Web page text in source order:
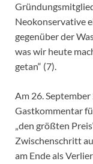
Neokonservative
gegenüber der
was wir heute
getan“ (7).
Am 26.
Gastkommentar
„den größten
Zwischenschritt
am Ende als